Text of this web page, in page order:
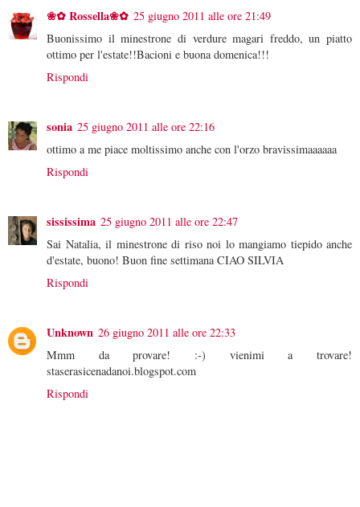
❀✿ Rossella❀✿ 25 giugno 2011 alle ore 21:49
Buonissimo il minestrone di verdure magari freddo, un piatto
ottimo per l'estate!!Bacioni e buona domenica!!!
Rispondi
sonia 25 giugno 2011 alle ore 22:16
ottimo a me piace moltissimo anche con l'orzo bravissimaaaaaa
Rispondi
sississima 25 giugno 2011 alle ore 22:47
Sai Natalia, il minestrone di riso noi lo mangiamo tiepido anche
d'estate, buono! Buon fine settimana CIAO SILVIA
Rispondi
Unknown 26 giugno 2011 alle ore 22:33
Mmm da provare! :-) vienimi a trovare!
staserasicenadanoi.blogspot.com
Rispondi